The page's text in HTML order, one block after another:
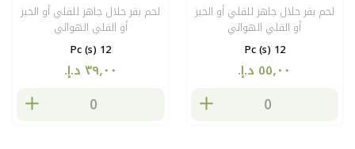
لحم بقر حلال جاهز للقلي أو الخبز
أو القلي الهوائي
12 Pc (s)
لحم بقر حلال جاهز للقلي أو الخبز
أو القلي الهوائي
12 Pc (s)